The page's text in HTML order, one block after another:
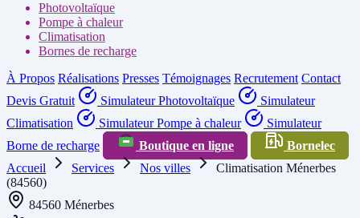
Photovoltaïque
Pompe à chaleur
Climatisation
Bornes de recharge
À Propos Réalisations Presses Témoignages Recrutement Contact
Devis Gratuit
Simulateur Photovoltaïque
Simulateur
Climatisation
Simulateur Pompe à chaleur
Simulateur
Borne de recharge
Boutique en ligne
Bornelec
Accueil
Services Nos villes
Climatisation Ménerbes
(84560)
84560 Ménerbes